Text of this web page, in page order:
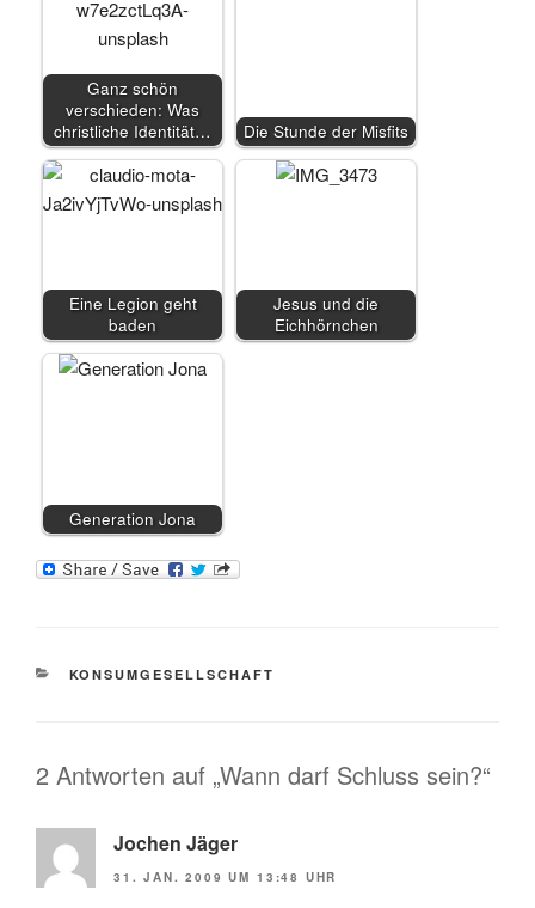
Ganz schön
verschieden: Was
christliche Identität…
Die Stunde der Misfits
Eine Legion geht
baden
Jesus und die
Eichhörnchen
Generation Jona
KATEGORIEN
KONSUMGESELLSCHAFT
2 Antworten auf „Wann darf Schluss sein?“
Jochen Jäger
31. JAN. 2009 UM 13:48 UHR